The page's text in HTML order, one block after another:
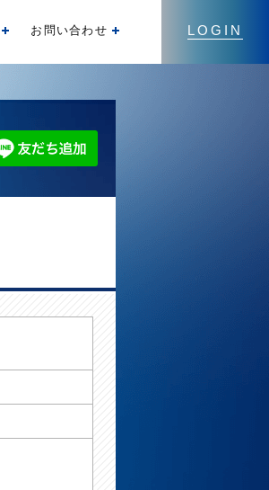
LOGIN
開くお問い合わせ